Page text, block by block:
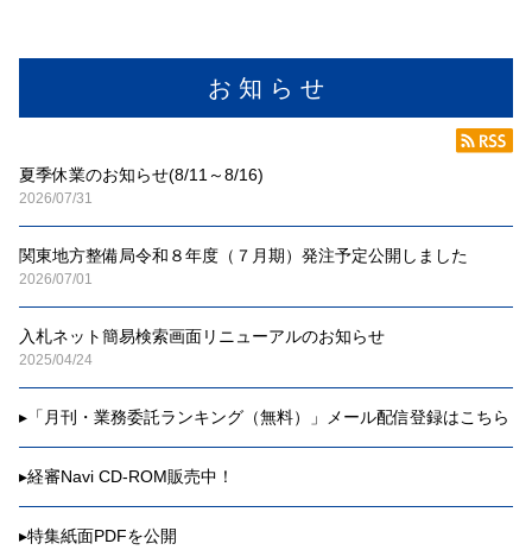
お 知 ら せ
夏季休業のお知らせ(8/11～8/16)
2026/07/31
関東地方整備局令和８年度（７月期）発注予定公開しました
2026/07/01
入札ネット簡易検索画面リニューアルのお知らせ
2025/04/24
▸ 「月刊・業務委託ランキング（無料）」メール配信登録はこちら
▸経審Navi CD-ROM販売中！
▸特集紙面PDFを公開